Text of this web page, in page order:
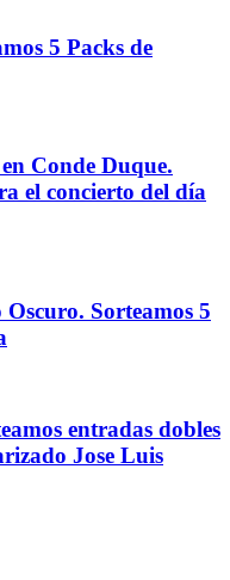
5 Packs de
Conde Duque.
el concierto del día
Sorteamos 5
entradas dobles
Jose Luis